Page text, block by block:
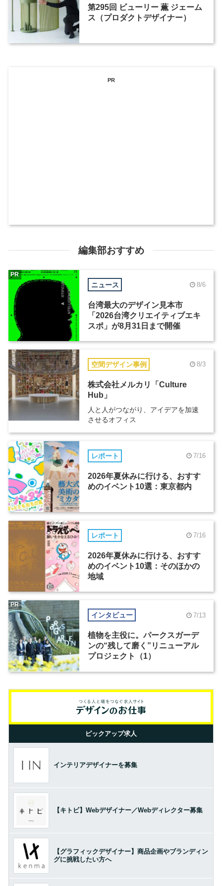
第295回 ビューリー 薫 ジェーム
ス（プロダクトデザイナー）
PR
編集部おすすめ
ニュース 8/6
台湾最大のデザイン見本市
「2026台湾クリエイティブエキ
スポ」が8月31日まで開催
PR
空間デザイン事例 8/3
株式会社メルカリ「Culture
Hub」
人と人がつながり、アイデアを加速
させるオフィス
レポート 7/16
2026年夏休みに行ける、おすす
めのイベント10選：東京都内
レポート 7/16
2026年夏休みに行ける、おすす
めのイベント10選：そのほかの
地域
インタビュー 7/13
植物を主役に。パークスガーデ
ンの“残して磨く”リニューアル
プロジェクト（1）
PR
ピックアップ求人
インテリアデザイナーを募集
【キトビ】Webデザイナー／Webディレクター募集
【グラフィックデザイナー】商品企画やブランディン
グに挑戦したい方へ